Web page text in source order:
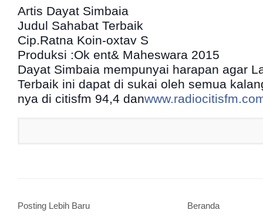
Artis Dayat Simbaia
Judul Sahabat Terbaik
Cip.Ratna Koin-oxtav S
Produksi :Ok ent& Maheswara 2015
Dayat Simbaia mempunyai harapan agar
Terbaik ini dapat di sukai oleh semua
nya di citisfm 94,4 dan
Posting Lebih Baru Beranda